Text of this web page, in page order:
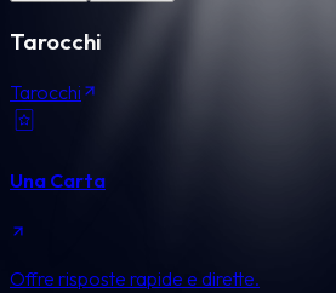
Tarocchi
Tarocchi
Una Carta
Offre risposte rapide e dirette.